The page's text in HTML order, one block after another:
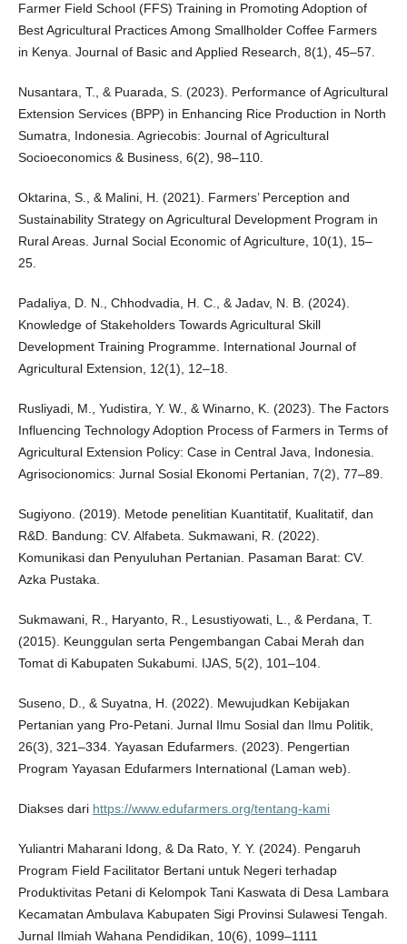
Farmer Field School (FFS) Training in Promoting Adoption of
Best Agricultural Practices Among Smallholder Coffee Farmers
in Kenya. Journal of Basic and Applied Research, 8(1), 45–57.
Nusantara, T., & Puarada, S. (2023). Performance of Agricultural
Extension Services (BPP) in Enhancing Rice Production in North
Sumatra, Indonesia. Agriecobis: Journal of Agricultural
Socioeconomics & Business, 6(2), 98–110.
Oktarina, S., & Malini, H. (2021). Farmers’ Perception and
Sustainability Strategy on Agricultural Development Program in
Rural Areas. Jurnal Social Economic of Agriculture, 10(1), 15–
25.
Padaliya, D. N., Chhodvadia, H. C., & Jadav, N. B. (2024).
Knowledge of Stakeholders Towards Agricultural Skill
Development Training Programme. International Journal of
Agricultural Extension, 12(1), 12–18.
Rusliyadi, M., Yudistira, Y. W., & Winarno, K. (2023). The Factors
Influencing Technology Adoption Process of Farmers in Terms of
Agricultural Extension Policy: Case in Central Java, Indonesia.
Agrisocionomics: Jurnal Sosial Ekonomi Pertanian, 7(2), 77–89.
Sugiyono. (2019). Metode penelitian Kuantitatif, Kualitatif, dan
R&D. Bandung: CV. Alfabeta. Sukmawani, R. (2022).
Komunikasi dan Penyuluhan Pertanian. Pasaman Barat: CV.
Azka Pustaka.
Sukmawani, R., Haryanto, R., Lesustiyowati, L., & Perdana, T.
(2015). Keunggulan serta Pengembangan Cabai Merah dan
Tomat di Kabupaten Sukabumi. IJAS, 5(2), 101–104.
Suseno, D., & Suyatna, H. (2022). Mewujudkan Kebijakan
Pertanian yang Pro-Petani. Jurnal Ilmu Sosial dan Ilmu Politik,
26(3), 321–334. Yayasan Edufarmers. (2023). Pengertian
Program Yayasan Edufarmers International (Laman web).
Diakses dari https://www.edufarmers.org/tentang-kami
Yuliantri Maharani Idong, & Da Rato, Y. Y. (2024). Pengaruh
Program Field Facilitator Bertani untuk Negeri terhadap
Produktivitas Petani di Kelompok Tani Kaswata di Desa Lambara
Kecamatan Ambulava Kabupaten Sigi Provinsi Sulawesi Tengah.
Jurnal Ilmiah Wahana Pendidikan, 10(6), 1099–1111